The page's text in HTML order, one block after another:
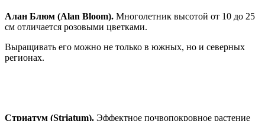
Алан Блюм (Alan Bloom). Многолетник высотой от 10 до 25
см отличается розовыми цветками.
Выращивать его можно не только в южных, но и северных
регионах.
Стриатум (Striatum). Эффектное почвопокровное растение